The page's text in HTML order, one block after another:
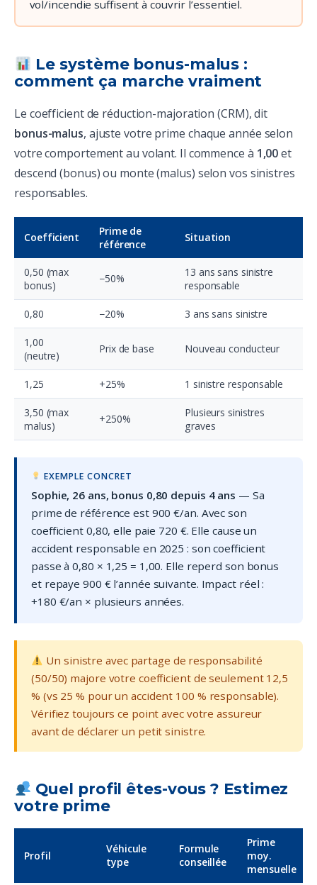
vol/incendie suffisent à couvrir l’essentiel.
Le système bonus-malus :
comment ça marche vraiment
Le coefficient de réduction-majoration (CRM), dit
bonus-malus, ajuste votre prime chaque année selon
votre comportement au volant. Il commence à 1,00et
descend (bonus) ou monte (malus) selon vos sinistres
responsables.
Coefficient
Prime de
référence
Situation
0,50 (max
bonus)
−50%
13 ans sans sinistre
responsable
0,80 −20% 3 ans sans sinistre
1,00
(neutre)
Prix de base Nouveau conducteur
1,25 +25% 1 sinistre responsable
3,50 (max
malus)
+250%
Plusieurs sinistres
graves
EXEMPLE CONCRET
Sophie, 26 ans, bonus 0,80 depuis 4 ans — Sa
prime de référence est 900 €/an. Avec son
coefficient 0,80, elle paie 720 €. Elle cause un
accident responsable en 2025 : son coefficient
passe à 0,80 × 1,25 = 1,00. Elle reperd son bonus
et repaye 900 € l’année suivante. Impact réel :
+180 €/an × plusieurs années.
Un sinistre avec partage de responsabilité
(50/50) majore votre coefficient de seulement 12,5
% (vs 25 % pour un accident 100 % responsable).
Vérifiez toujours ce point avec votre assureur
avant de déclarer un petit sinistre.
Quel profil êtes-vous ? Estimez
votre prime
Profil
Véhicule
type
Formule
conseillée
Prime
moy.
mensuelle